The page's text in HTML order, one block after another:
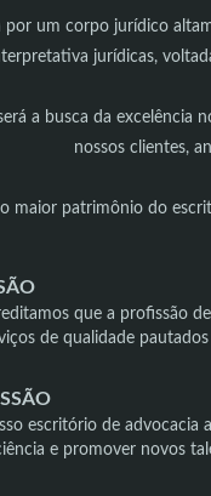
um corpo jurídico
jurídicas,
a busca da excelência
nossos clientes,
maior patrimônio do
que a profissão
de qualidade
escritório de advocacia
e promover novos